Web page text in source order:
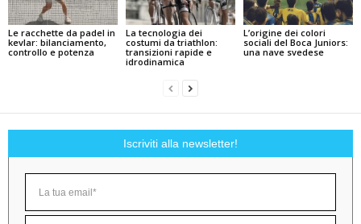
Le racchette da padel in
kevlar: bilanciamento,
controllo e potenza
La tecnologia dei
costumi da triathlon:
transizioni rapide e
idrodinamica
L’origine dei colori
sociali del Boca Juniors:
una nave svedese
Iscriviti alla newsletter!